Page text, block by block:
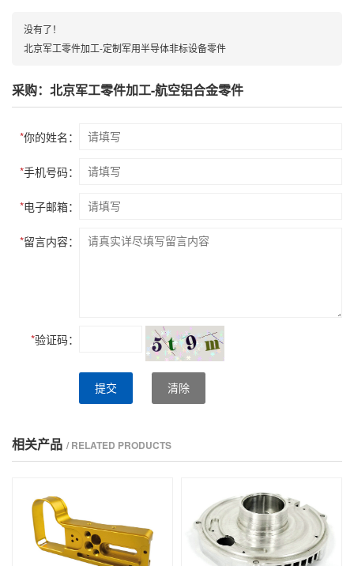
没有了！
北京军工零件加工-定制军用半导体非标设备零件
采购：北京军工零件加工-航空铝合金零件
*你的姓名：
*手机号码：
*电子邮箱：
*留言内容：
*验证码：
提交 清除
相关产品 / RELATED PRODUCTS